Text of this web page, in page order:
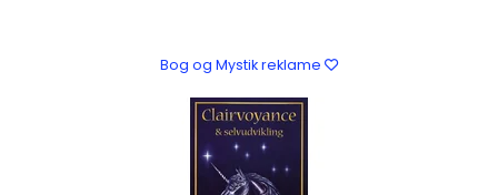
Bog og Mystik reklame